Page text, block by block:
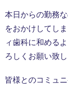
本日からの勤務
をおかけしてし
ィ歯科に和める
ろしくお願い致
皆様とのコミュ